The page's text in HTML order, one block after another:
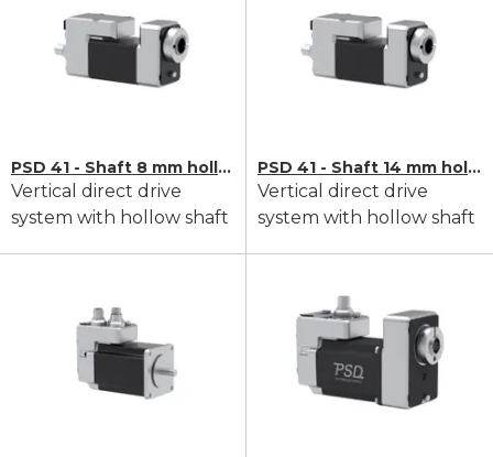
PSD 41 - Shaft 8 mm hollow
Vertical direct drive
system with hollow shaft
PSD 41 - Shaft 14 mm hollow
Vertical direct drive
system with hollow shaft